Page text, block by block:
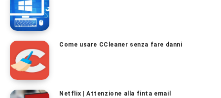
Come usare CCleaner senza fare danni
Netflix | Attenzione alla finta email